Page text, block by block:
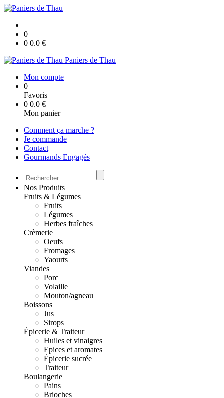
0
0 0.0 €
Paniers de Thau
Mon compte
0
Favoris
0 0.0 €
Mon panier
Comment ça marche ?
Je commande
Contact
Gourmands Engagés
Nos Produits
Fruits & Légumes
Fruits
Légumes
Herbes fraîches
Crèmerie
Oeufs
Fromages
Yaourts
Viandes
Porc
Volaille
Mouton/agneau
Boissons
Jus
Sirops
Épicerie & Traiteur
Huiles et vinaigres
Epices et aromates
Épicerie sucrée
Traiteur
Boulangerie
Pains
Brioches